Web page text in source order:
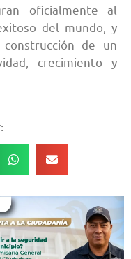
oficialmente al
del mundo, y
de un
crecimiento y